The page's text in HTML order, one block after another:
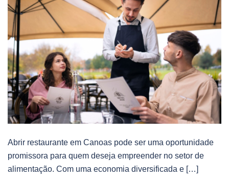
Abrir restaurante em Canoas pode ser uma oportunidade
promissora para quem deseja empreender no setor de
alimentação. Com uma economia diversificada e […]